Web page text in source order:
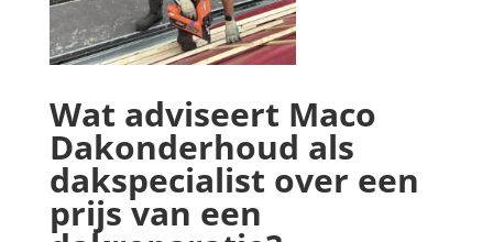
Wat adviseert Maco
Dakonderhoud als
dakspecialist over een
prijs van een